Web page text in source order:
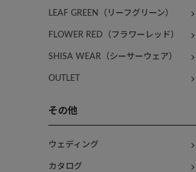
LEAF GREEN（リーフグリーン）
FLOWER RED（フラワーレッド）
SHISA WEAR（シーサーウェア）
OUTLET
その他
ウェディング
カタログ